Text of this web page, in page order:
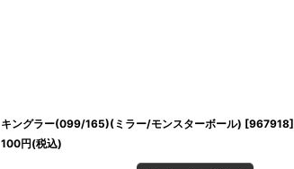
キングラー(099/165)(ミラー/モンスターボール) [967918]
100円(税込)